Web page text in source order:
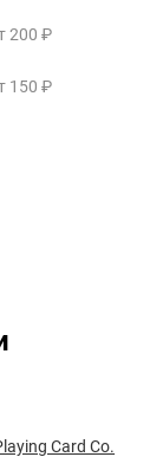
200 ₽
150 ₽
Card Co.